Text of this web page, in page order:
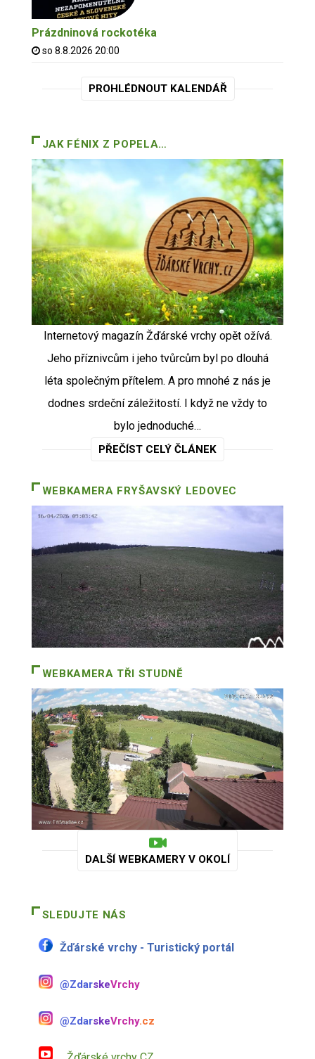
Prázdninová rockotéka
so 8.8.2026 20:00
PROHLÉDNOUT KALENDÁŘ
JAK FÉNIX Z POPELA…
Internetový magazín Žďárské vrchy opět ožívá.
Jeho příznivcům i jeho tvůrcům byl po dlouhá
léta společným přítelem. A pro mnohé z nás je
dodnes srdeční záležitostí. I když ne vždy to
bylo jednoduché…
PŘEČÍST CELÝ ČLÁNEK
WEBKAMERA FRYŠAVSKÝ LEDOVEC
WEBKAMERA TŘI STUDNĚ
DALŠÍ WEBKAMERY V OKOLÍ
SLEDUJTE NÁS
Žďárské vrchy - Turistický portál
@ZdarskeVrchy
@ZdarskeVrchy.cz